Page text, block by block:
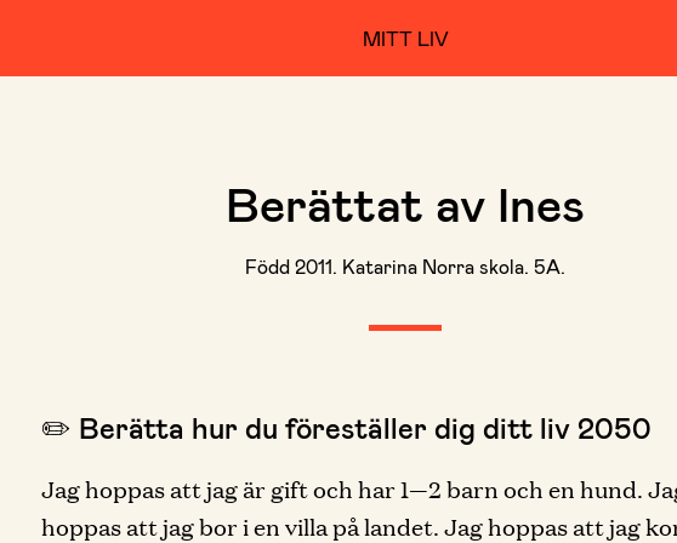
MITT LIV
Berättat av Ines
Född 2011. Katarina Norra skola. 5A.
✏️ Berätta hur du föreställer dig ditt liv 2050
Jag hoppas att jag är gift och har 1—2 barn och en hund.
hoppas att jag bor i en villa på landet. Jag hoppas att jag